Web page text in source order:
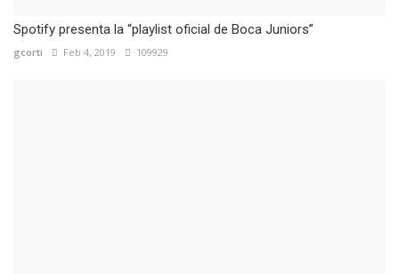
Spotify presenta la “playlist oficial de Boca Juniors”
gcorti Feb 4, 2019 109929